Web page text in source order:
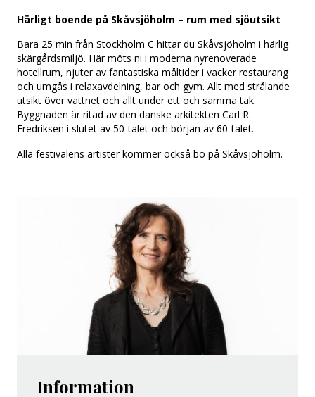
Härligt boende på Skåvsjöholm – rum med sjöutsikt
Bara 25 min från Stockholm C hittar du Skåvsjöholm i härlig
skärgårdsmiljö. Här möts ni i moderna nyrenoverade
hotellrum, njuter av fantastiska måltider i vacker restaurang
och umgås i relaxavdelning, bar och gym. Allt med strålande
utsikt över vattnet och allt under ett och samma tak.
Byggnaden är ritad av den danske arkitekten Carl R.
Fredriksen i slutet av 50-talet och början av 60-talet.
Alla festivalens artister kommer också bo på Skåvsjöholm.
Information